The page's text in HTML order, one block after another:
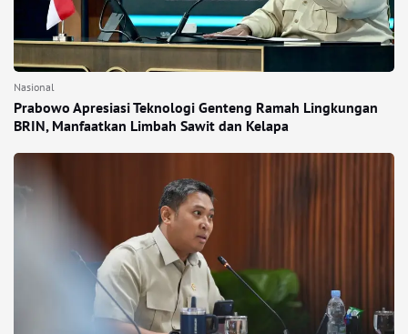
Nasional
Prabowo Apresiasi Teknologi Genteng Ramah Lingkungan
BRIN, Manfaatkan Limbah Sawit dan Kelapa